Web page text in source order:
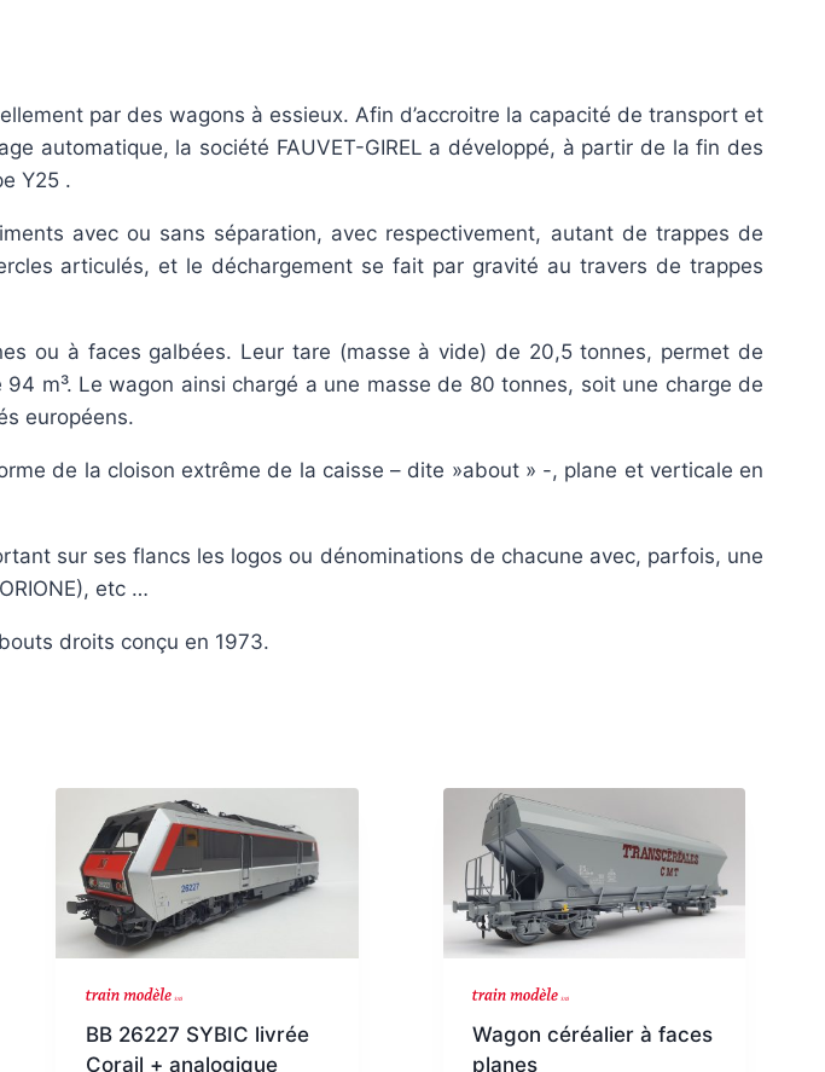
par des wagons à essieux. Afin d’accroitre la capacité de transport et
automatique, la société FAUVET-GIREL a développé, à partir de la fin des
Y25 .
avec ou sans séparation, avec respectivement, autant de trappes de
articulés, et le déchargement se fait par gravité au travers de trappes
ou à faces galbées. Leur tare (masse à vide) de 20,5 tonnes, permet de
m³. Le wagon ainsi chargé a une masse de 80 tonnes, soit une charge de
européens.
de la cloison extrême de la caisse – dite »about » -, plane et verticale en
sur ses flancs les logos ou dénominations de chacune avec, parfois, une
etc …
droits conçu en 1973.
BB 26227 SYBIC livrée
Corail + analogique
Wagon céréalier à faces
planes